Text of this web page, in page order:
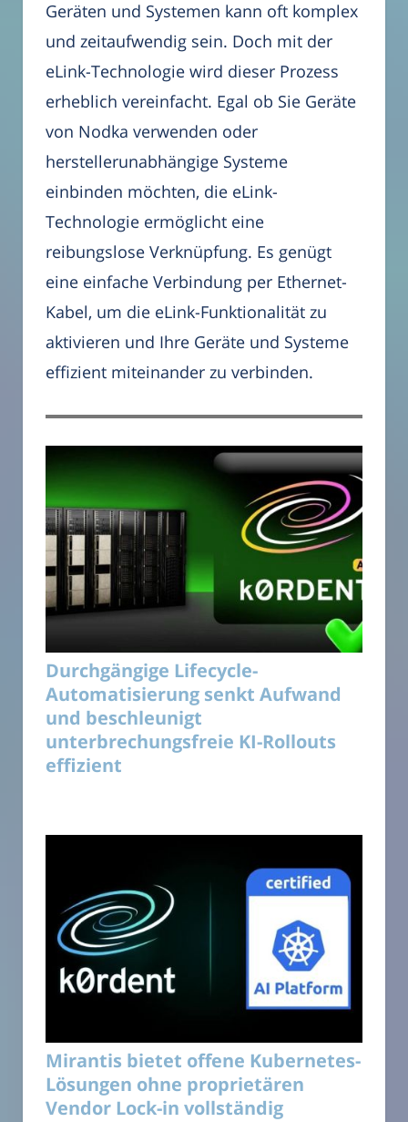
Geräten und Systemen kann oft komplex
und zeitaufwendig sein. Doch mit der
eLink-Technologie wird dieser Prozess
erheblich vereinfacht. Egal ob Sie Geräte
von Nodka verwenden oder
herstellerunabhängige Systeme
einbinden möchten, die eLink-
Technologie ermöglicht eine
reibungslose Verknüpfung. Es genügt
eine einfache Verbindung per Ethernet-
Kabel, um die eLink-Funktionalität zu
aktivieren und Ihre Geräte und Systeme
effizient miteinander zu verbinden.
Durchgängige Lifecycle-
Automatisierung senkt Aufwand
und beschleunigt
unterbrechungsfreie KI-Rollouts
effizient
Mirantis bietet offene Kubernetes-
Lösungen ohne proprietären
Vendor Lock-in vollständig